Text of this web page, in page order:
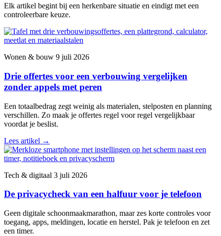
Elk artikel begint bij een herkenbare situatie en eindigt met een
controleerbare keuze.
Wonen & bouw 9 juli 2026
Drie offertes voor een verbouwing vergelijken
zonder appels met peren
Een totaalbedrag zegt weinig als materialen, stelposten en planning
verschillen. Zo maak je offertes regel voor regel vergelijkbaar
voordat je beslist.
Lees artikel →
Tech & digitaal 3 juli 2026
De privacycheck van een halfuur voor je telefoon
Geen digitale schoonmaakmarathon, maar zes korte controles voor
toegang, apps, meldingen, locatie en herstel. Pak je telefoon en zet
een timer.